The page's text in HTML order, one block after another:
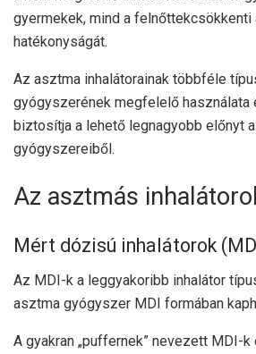
gyermekek, mind a felnőttekcsökkenti
hatékonyságát.
Az asztma inhalátorainak többféle
gyógyszerének megfelelő használata
biztosítja a lehető legnagyobb előnyt
gyógyszereiből.
Az asztmás
Mért dózisú inhalátorok
Az MDI-k a leggyakoribb inhalátor
asztma gyógyszer MDI formában
A gyakran „puffernek” nevezett MDI-